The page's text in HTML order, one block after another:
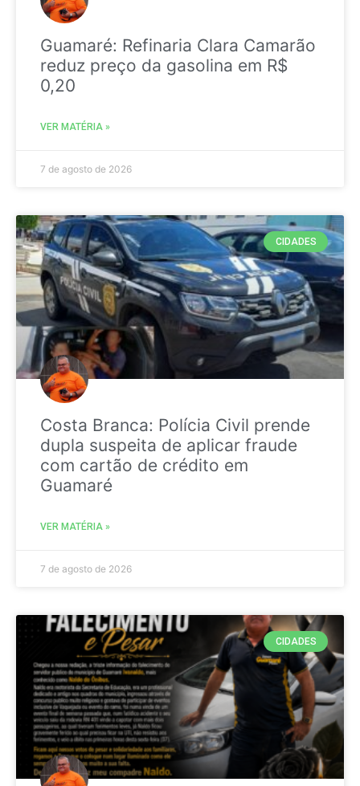
Guamaré: Refinaria Clara Camarão
reduz preço da gasolina em R$
0,20
VER MATÉRIA »
7 de agosto de 2026
CIDADES
Costa Branca: Polícia Civil prende
dupla suspeita de aplicar fraude
com cartão de crédito em
Guamaré
VER MATÉRIA »
7 de agosto de 2026
CIDADES